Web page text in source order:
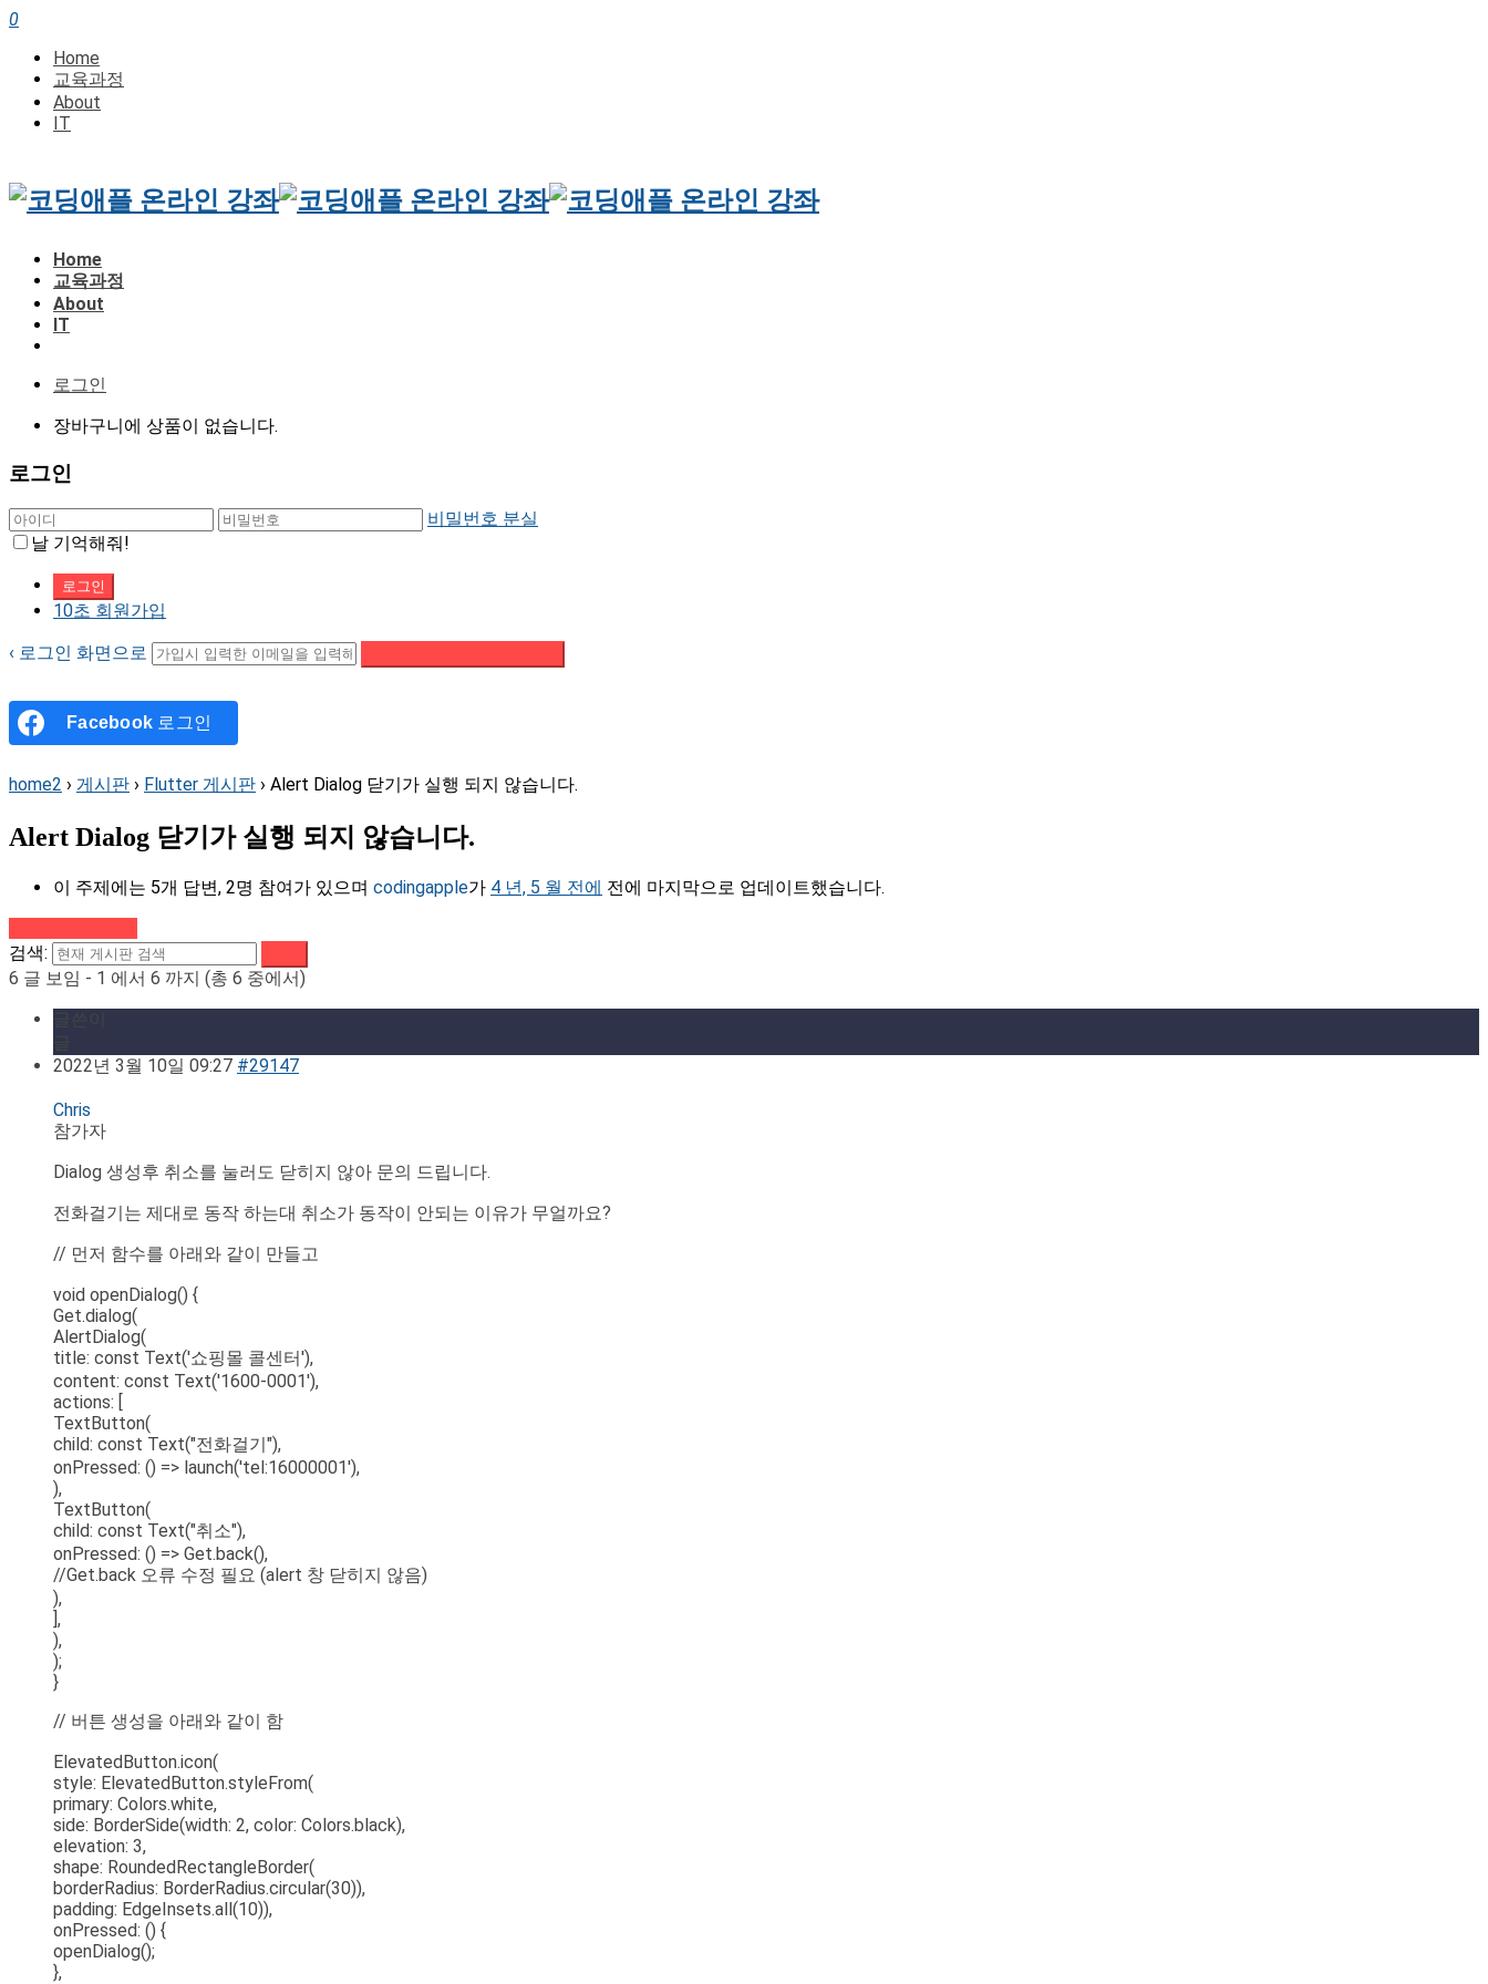
0
Home
교육과정
About
IT
Home
교육과정
About
IT
로그인
장바구니에 상품이 없습니다.
로그인
비밀번호 분실
날 기억해줘!
10초 회원가입
‹ 로그인 화면으로
Facebook 로그인
home2 › 게시판 › Flutter 게시판 › Alert Dialog 닫기가 실행 되지 않습니다.
Alert Dialog 닫기가 실행 되지 않습니다.
이 주제에는 5개 답변, 2명 참여가 있으며 codingapple가 4 년, 5 월 전에 전에 마지막으로 업데이트했습니다.
검색:
6 글 보임 - 1 에서 6 까지 (총 6 중에서)
2022년 3월 10일 09:27 #29147
Chris
참가자
Dialog 생성후 취소를 눌러도 닫히지 않아 문의 드립니다.
전화걸기는 제대로 동작 하는대 취소가 동작이 안되는 이유가 무얼까요?
// 먼저 함수를 아래와 같이 만들고
void openDialog() {
Get.dialog(
AlertDialog(
title: const Text('쇼핑몰 콜센터'),
content: const Text('1600-0001'),
actions: [
TextButton(
child: const Text("전화걸기"),
onPressed: () => launch('tel:16000001'),
),
TextButton(
child: const Text("취소"),
onPressed: () => Get.back(),
//Get.back 오류 수정 필요 (alert 창 닫히지 않음)
),
],
),
);
}
// 버튼 생성을 아래와 같이 함
ElevatedButton.icon(
style: ElevatedButton.styleFrom(
primary: Colors.white,
side: BorderSide(width: 2, color: Colors.black),
elevation: 3,
shape: RoundedRectangleBorder(
borderRadius: BorderRadius.circular(30)),
padding: EdgeInsets.all(10)),
onPressed: () {
openDialog();
},